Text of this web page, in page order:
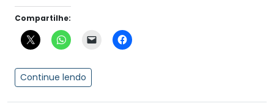
Compartilhe:
Continue lendo